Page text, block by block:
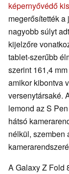
képernyővédő
megerősítették
nagyobb súlyt
kijelzőre
tablet-szerűbb
szerint 161,4
amikor kibontva
versenytársaké.
lemond az S
hátsó
nélkül, szemben
A Galaxy Z Fold